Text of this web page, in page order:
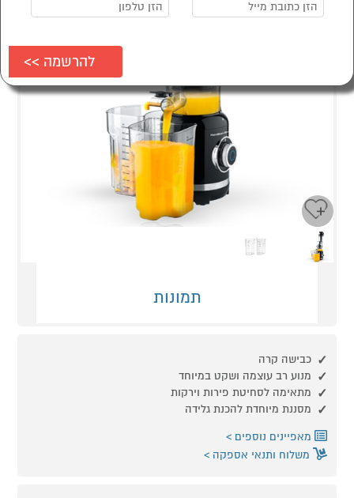
תמונות
כבישה קרה
מנוע רב עוצמה ושקט במיוחד
מתאימה לסחיטת פירות וירקות
מסננת מיוחדת להכנת גלידה
מאפיינים נוספים
משלוח ותנאי אספקה